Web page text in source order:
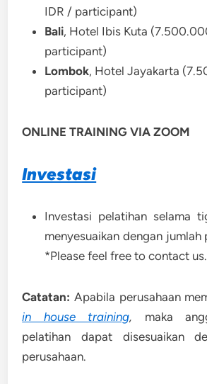
IDR / participant)
Bali, Hotel Ibis Kuta
participant)
Lombok, Hotel Jayakarta
participant)
ONLINE TRAINING VIA ZOOM
Investasi
Investasi pelatihan selama
menyesuaikan dengan jumlah
*Please feel free to contact us.
Catatan: Apabila perusahaan
in house training, maka
pelatihan dapat disesuaikan
perusahaan.